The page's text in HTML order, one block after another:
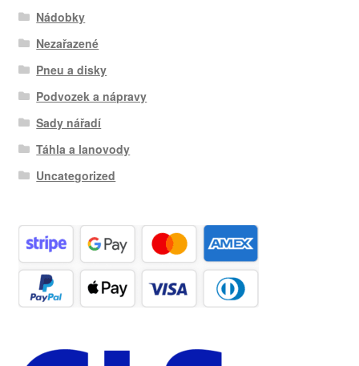
Nádobky
Nezařazené
Pneu a disky
Podvozek a nápravy
Sady nářadí
Táhla a lanovody
Uncategorized